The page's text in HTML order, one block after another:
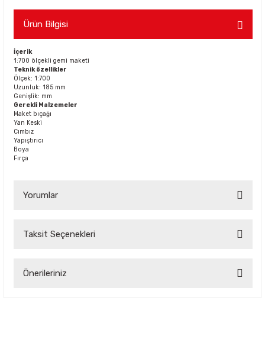
Ürün Bilgisi
İçerik
1:700 ölçekli gemi maketi
Teknik özellikler
Ölçek: 1:700
Uzunluk: 185 mm
Genişlik: mm
Gerekli Malzemeler
Maket bıçağı
Yan Keski
Cımbız
Yapıştırıcı
Boya
Fırça
Yorumlar
Taksit Seçenekleri
Önerileriniz